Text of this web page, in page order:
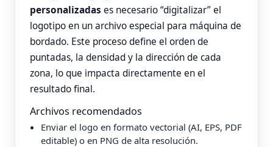
personalizadas es necesario “digitalizar” el
logotipo en un archivo especial para máquina de
bordado. Este proceso define el orden de
puntadas, la densidad y la dirección de cada
zona, lo que impacta directamente en el
resultado final.
Archivos recomendados
Enviar el logo en formato vectorial (AI, EPS, PDF
editable) o en PNG de alta resolución.